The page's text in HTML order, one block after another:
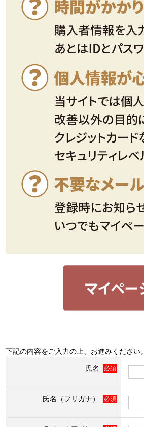
下記の内容をご入力の上、お進みください。
氏名
氏名（フリガナ）